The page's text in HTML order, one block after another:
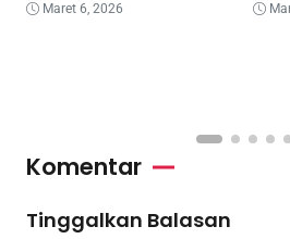
Maret 6, 2026
Komentar
Tinggalkan Balasan